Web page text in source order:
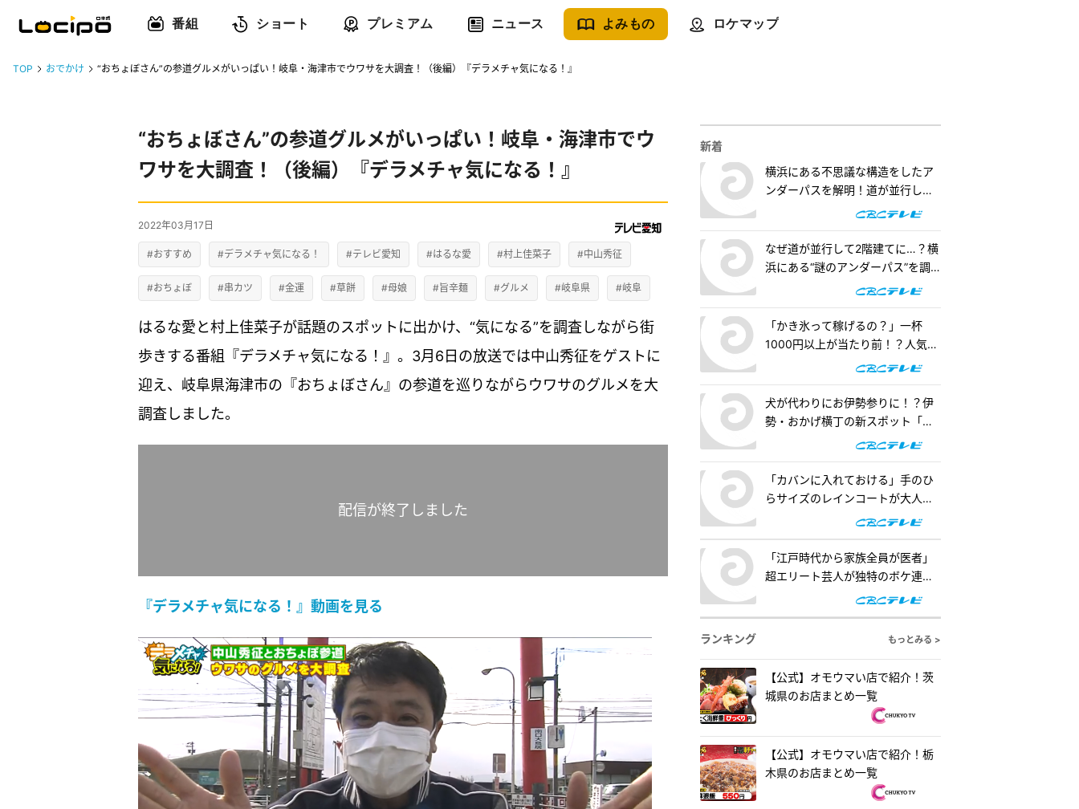
番組 ショート プレミアム ニュース よみもの ロケマップ
TOP おでかけ “おちょぼさん”の参道グルメがいっぱい！岐阜・海津市でウワサを大調査！（後編）『デラメチャ気になる！』
“おちょぼさん”の参道グルメがいっぱい！岐阜・海津市でウ
ワサを大調査！（後編）『デラメチャ気になる！』
2022年03月17日
#おすすめ #デラメチャ気になる！ #テレビ愛知 #はるな愛 #村上佳菜子 #中山秀征
#おちょぼ #串カツ #金運 #草餅 #母娘 #旨辛麺 #グルメ #岐阜県 #岐阜
はるな愛と村上佳菜子が話題のスポットに出かけ、“気になる”を調査しながら街
歩きする番組『デラメチャ気になる！』。3月6日の放送では中山秀征をゲストに
迎え、岐阜県海津市の『おちょぼさん』の参道を巡りながらウワサのグルメを大
調査しました。
配信が終了しました
『デラメチャ気になる！』動画を見る
新着
横浜にある不思議な構造をしたア
ンダーパスを解明！道が並行して2
階建てになったワケとは『道との
なぜ道が並行して2階建てに…？横
浜にある“謎のアンダーパス”を調
査！『道との遭遇』
「かき氷って稼げるの？」一杯
1000円以上が当たり前！？人気店
の懐事情をリサーチ『チャン
犬が代わりにお伊勢参りに！？伊
勢・おかげ横丁の新スポット「オ
カゲ屋敷」で“おかげ犬”を体験
「カバンに入れておける」手のひ
らサイズのレインコートが大人
気！「ダイソー」で買える夏の便
「江戸時代から家族全員が医者」
超エリート芸人が独特のボケ連
発！自作ゲームで三上悠亜が歌声
ランキング
もっとみる >
【公式】オモウマい店で紹介！茨
城県のお店まとめ一覧
【公式】オモウマい店で紹介！栃
木県のお店まとめ一覧